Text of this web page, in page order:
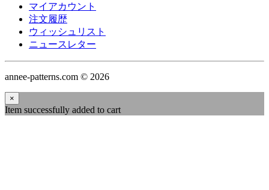
マイアカウント
注文履歴
ウィッシュリスト
ニュースレター
annee-patterns.com © 2026
×
Item successfully added to cart